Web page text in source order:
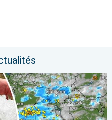
Côte adriatique. .